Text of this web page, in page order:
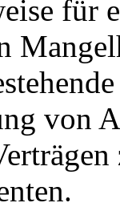
für
von